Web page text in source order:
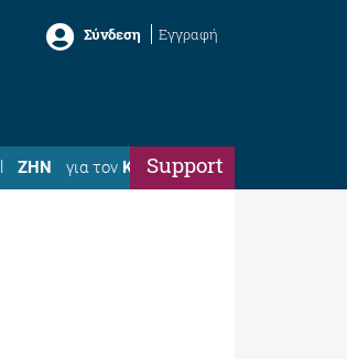
Σύνδεση Εγγραφή
ΖΗΝ για τον ΚώσταSupport